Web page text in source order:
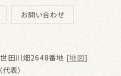
お問い合わせ
田川畑2648番地 [地図]
表）